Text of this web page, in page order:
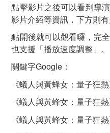
點擊影片之後可以看到導
影片介紹等資訊，下方則有
點開後就可以觀看囉，完
也支援「播放速度調整」。
關鍵字Google：
《蟻人與黃蜂女：量子狂
《蟻人與黃蜂女：量子狂
《蟻人與黃蜂女：量子狂